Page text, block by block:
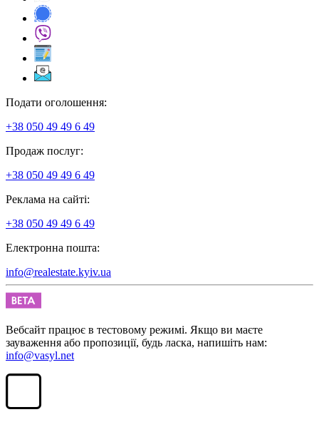
Подати оголошення:
+38 050 49 49 6 49
Продаж послуг:
+38 050 49 49 6 49
Реклама на сайті:
+38 050 49 49 6 49
Електронна пошта:
info@realestate.kyiv.ua
Вебсайт працює в тестовому режимі. Якщо ви маєте
зауваження або пропозиції, будь ласка, напишіть нам:
info@vasyl.net